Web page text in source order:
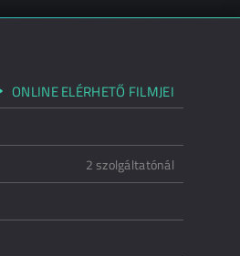
ONLINE ELÉRHETŐ FILMJEI
2 szolgáltatónál